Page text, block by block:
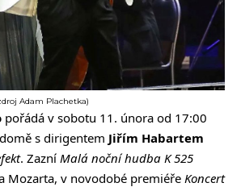
Adam Plachetka)
pořádá v sobotu 11. února od 17:00
s dirigentem Jiřím Habartem
. Zazní Malá noční hudba K 525
Mozarta, v novodobé premiéře Koncert